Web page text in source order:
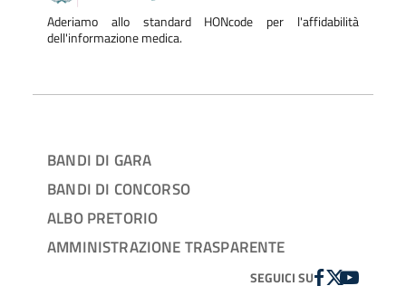
Aderiamo allo standard HONcode per l'affidabilità
dell'informazione medica.
BANDI DI GARA
BANDI DI CONCORSO
ALBO PRETORIO
AMMINISTRAZIONE TRASPARENTE
SEGUICI SUFACEBOOK
TWITTER
YOUTUBE